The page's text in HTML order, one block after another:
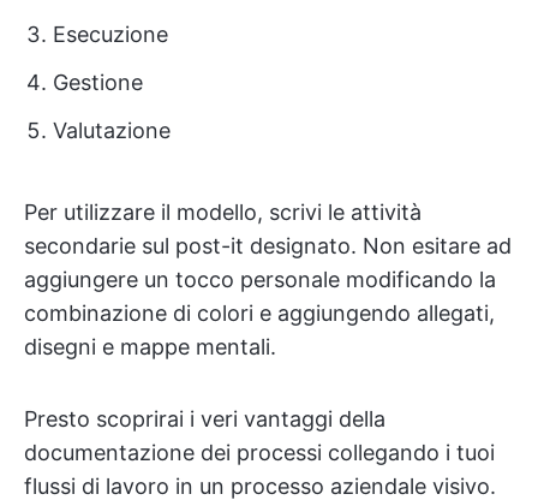
Esecuzione
Gestione
Valutazione
Per utilizzare il modello, scrivi le attività
secondarie sul post-it designato. Non esitare ad
aggiungere un tocco personale modificando la
combinazione di colori e aggiungendo allegati,
disegni e mappe mentali.
Presto scoprirai i veri vantaggi della
documentazione dei processi collegando i tuoi
flussi di lavoro in un processo aziendale visivo.